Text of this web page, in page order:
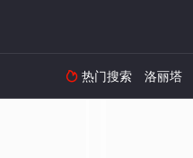
 热门搜索 洛丽塔